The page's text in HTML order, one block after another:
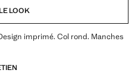
LOOK
imprimé. Col rond. Manches